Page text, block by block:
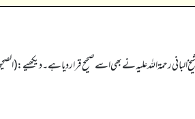
اللہ علیہ نے بھی اسے صحیح قرار دیا ہے۔ دیکھیے: